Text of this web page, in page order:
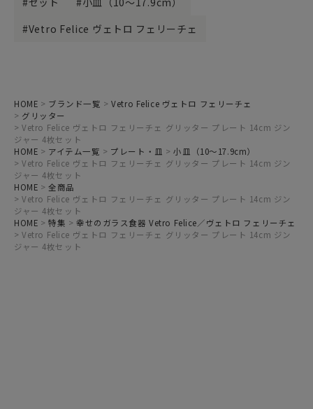
Vetro Felice ヴェトロ フェリーチェ
HOME ブランド一覧
Vetro Felice ヴェトロ フェリーチェ
グリッター
Vetro Felice ヴェトロ フェリーチェ グリッター プレート 14cm ジン
ジャー 4枚セット
HOME
アイテム一覧 プレート・皿
小皿（10～17.9cm）
Vetro Felice ヴェトロ フェリーチェ グリッター プレート 14cm ジン
ジャー 4枚セット
HOME
全商品
Vetro Felice ヴェトロ フェリーチェ グリッター プレート 14cm ジン
ジャー 4枚セット
HOME
特集
幸せのガラス食器 Vetro Felice／ヴェトロ フェリーチェ
Vetro Felice ヴェトロ フェリーチェ グリッター プレート 14cm ジン
ジャー 4枚セット